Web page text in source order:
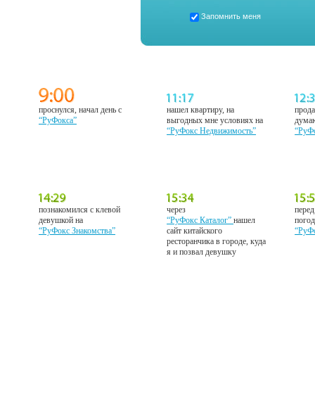
Запомнить меня
проснулся, начал день с
“РуФокса”
нашел квартиру, на
выгодных мне условиях на
“РуФокс Недвижимость”
познакомился с клевой
девушкой на
“РуФокс Знакомства”
через
“РуФокс Каталог”нашел
сайт китайского
ресторанчика в городе, куда
я и позвал девушку